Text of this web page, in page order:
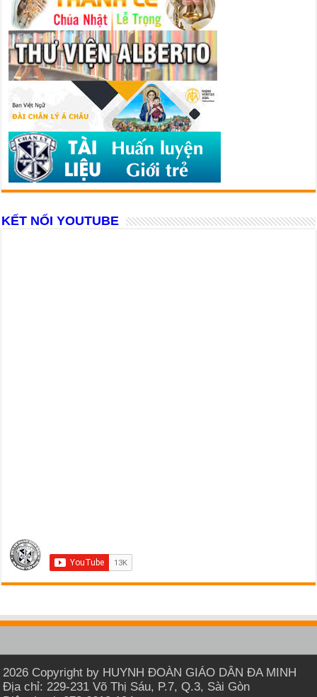
KẾT NỐI YOUTUBE
2026 Copyright by HUYNH ĐOÀN GIÁO DÂN ĐA MINH
Địa chỉ: 229-231 Võ Thị Sáu, P.7, Q.3, Sài Gòn